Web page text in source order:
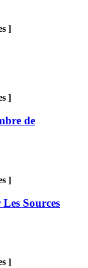
]
]
de
]
Sources
]